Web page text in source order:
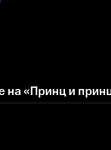
«Принц и